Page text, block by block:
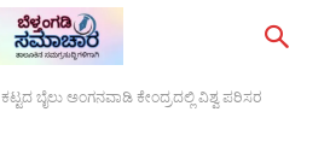
ಕಟ್ಟದ ಬೈಲು ಅಂಗನವಾಡಿ ಕೇಂದ್ರದಲ್ಲಿ ವಿಶ್ವ ಪರಿಸರ